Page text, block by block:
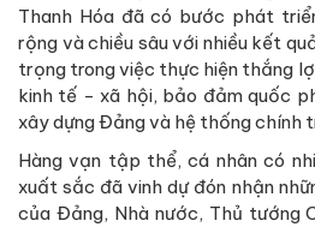
Thanh Hóa đã có bước phát
rộng và chiều sâu với nhiều kết
trọng trong việc thực hiện thắng
kinh tế - xã hội, bảo đảm quốc
xây dựng Đảng và hệ thống chính
Hàng vạn tập thể, cá nhân có
xuất sắc đã vinh dự đón nhận
của Đảng, Nhà nước, Thủ tướng